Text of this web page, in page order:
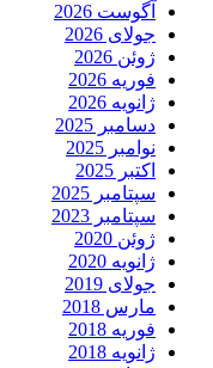
آگوست 2026
جولای 2026
ژوئن 2026
فوریه 2026
ژانویه 2026
دسامبر 2025
نوامبر 2025
اکتبر 2025
سپتامبر 2025
سپتامبر 2023
ژوئن 2020
ژانویه 2020
جولای 2019
مارس 2018
فوریه 2018
ژانویه 2018